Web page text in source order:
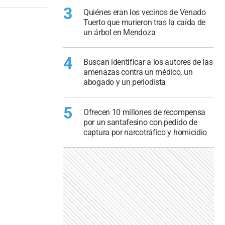
3
Quiénes eran los vecinos de Venado
Tuerto que murieron tras la caída de
un árbol en Mendoza
4
Buscan identificar a los autores de las
amenazas contra un médico, un
abogado y un periodista
5
Ofrecen 10 millones de recompensa
por un santafesino con pedido de
captura por narcotráfico y homicidio